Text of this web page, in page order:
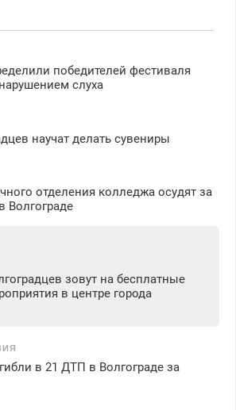
победителей фестиваля
слуха
научат делать сувениры
отделения колледжа осудят за
Волгограде
зовут на бесплатные
в центре города
в 21 ДТП в Волгограде за